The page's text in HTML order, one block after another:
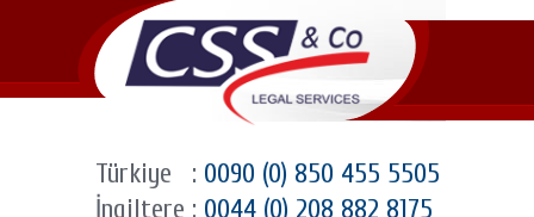
Türkiye : 0090 (0) 850 455 5505
İngiltere : 0044 (0) 208 882 8175